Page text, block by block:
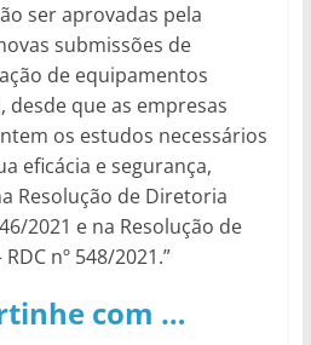
ser aprovadas pela
submissões de
de equipamentos
desde que as empresas
os estudos necessários
eficácia e segurança,
Resolução de Diretoria
2021 e na Resolução de
nº 548/2021.”
com …